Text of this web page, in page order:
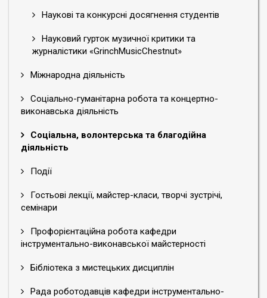
Наукові та конкурсні досягнення студентів
Науковий гурток музичної критики та
журналістики «GrinchMusicChestnut»
Міжнародна діяльність
Соціально-гуманітарна робота та концертно-
виконавська діяльність
Соціальна, волонтерська та благодійна
діяльність
Події
Гостьові лекції, майстер-класи, творчі зустрічі,
семінари
Профорієнтаційна робота кафедри
інструментально-виконавської майстерності
Бібліотека з мистецьких дисциплін
Рада роботодавців кафедри інструментально-
ЗА КУРТИНОЮ ЧАСУ
Культурно-просвітницький проєкт «У світі
музики» з циклу «Оpen music play» у
для Києва»
Концерт "300 років української
Концерт «Master Project»